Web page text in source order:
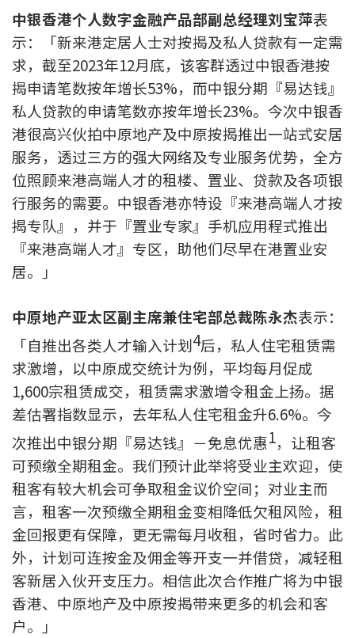
装修设计专栏
火险、家居、宠物保险
保险资讯专栏
联络我们
联络方式
网上申请按揭转介
条款及细则
私隐政策
本网页所提供资料仅作参考用途。
若因错漏而引致任何不便或损失，中原按揭概不负责。
本网站采用无障碍网页设计，如有任何问题，可查询：
2889 2886 / cmb@mail.centanet.com
中原地产 | 网上搵楼 |
中原工商铺
© 2026 中原按揭经纪有限公司 Centaline Mortgage Broker Limited 版权所有
条款及细则
| 私隐政策声明
中银香港个人数字金融产品部副总经理刘宝萍表
示：「新来港定居人士对按揭及私人贷款有一定需
求，截至2023年12月底，该客群透过中银香港按
揭申请笔数按年增长53%，而中银分期『易达钱』
私人贷款的申请笔数亦按年增长23%。今次中银香
港很高兴伙拍中原地产及中原按揭推出一站式安居
服务，透过三方的强大网络及专业服务优势，全方
位照顾来港高端人才的租楼、置业、贷款及各项银
行服务的需要。中银香港亦特设『来港高端人才按
揭专队』，并于『置业专家』手机应用程式推出
『来港高端人才』专区，助他们尽早在港置业安
居。」
中原地产亚太区副主席兼住宅部总裁陈永杰表示：
「自推出各类人才输入计划4后，私人住宅租赁需
求激增，以中原成交统计为例，平均每月促成
1,600宗租赁成交，租赁需求激增令租金上扬。据
差估署指数显示，去年私人住宅租金升6.6%。今
次推出中银分期『易达钱』－免息优惠1，让租客
可预缴全期租金。我们预计此举将受业主欢迎，使
租客有较大机会可争取租金议价空间；对业主而
言，租客一次预缴全期租金变相降低欠租风险，租
金回报更有保障，更无需每月收租，省时省力。此
外，计划可连按金及佣金等开支一并借贷，减轻租
客新居入伙开支压力。相信此次合作推广将为中银
香港、中原地产及中原按揭带来更多的机会和客
户。」